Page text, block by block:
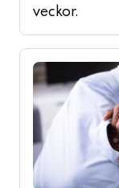
veckor.